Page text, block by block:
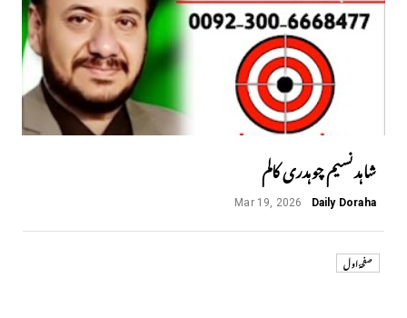
شاہد نسیم چوہدری کالم
Daily Doraha
Mar 19, 2026
صفحۂ اول